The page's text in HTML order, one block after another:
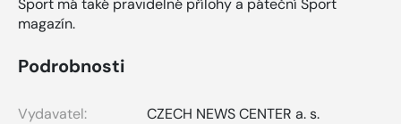
Sport má také pravidelné přílohy a páteční Sport
magazín.
Podrobnosti
Vydavatel:
CZECH NEWS CENTER a. s.